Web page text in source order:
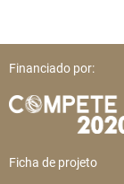
Financiado por:
Ficha de projeto